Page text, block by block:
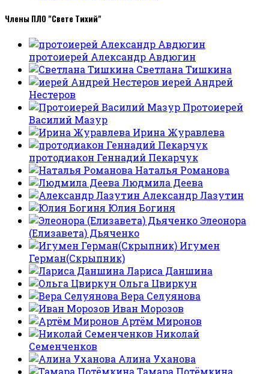
Члены ПЛО "Свете Тихий"
протоиерей Александр Авдюгин
Светлана Тишкина
иерей Андрей
Нестеров
Протоиерей
Василий Мазур
Ирина Журавлева
протодиакон Геннадий Пекарчук
Наталья Романова
Людмила Деева
Александр Лазутин
Юлия Богиня
Элеонора
(Елизавета) Дьяченко
Игумен
Герман(Скрыпник)
Лариса Даншина
Ольга Цвиркун
Вера Селуянова
Иван Морозов
Артём Миронов
Николай
Семенченков
Алина Уханова
Тамара Потёмкина